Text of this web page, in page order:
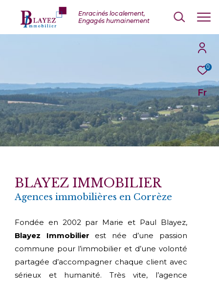
0
Fr
BLAYEZ IMMOBILIER
Agences immobilières en Corrèze
Fondée en 2002 par Marie et Paul Blayez,
Blayez Immobilier est née d’une passion
commune pour l’immobilier et d’une volonté
partagée d’accompagner chaque client avec
sérieux et humanité. Très vite, l’agence